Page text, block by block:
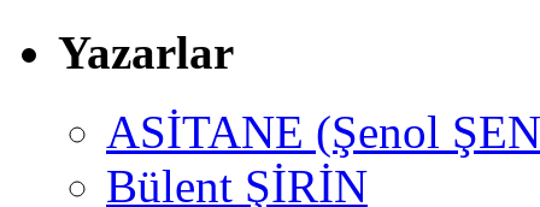
Yazarlar
ASİTANE (Şenol
Bülent ŞİRİN